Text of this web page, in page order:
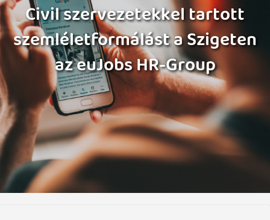
Civil szervezetekkel tartott
szemléletformálást a Szigeten
az euJobs HR-Group